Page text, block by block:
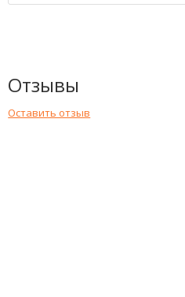
Отзывы
Оставить отзыв